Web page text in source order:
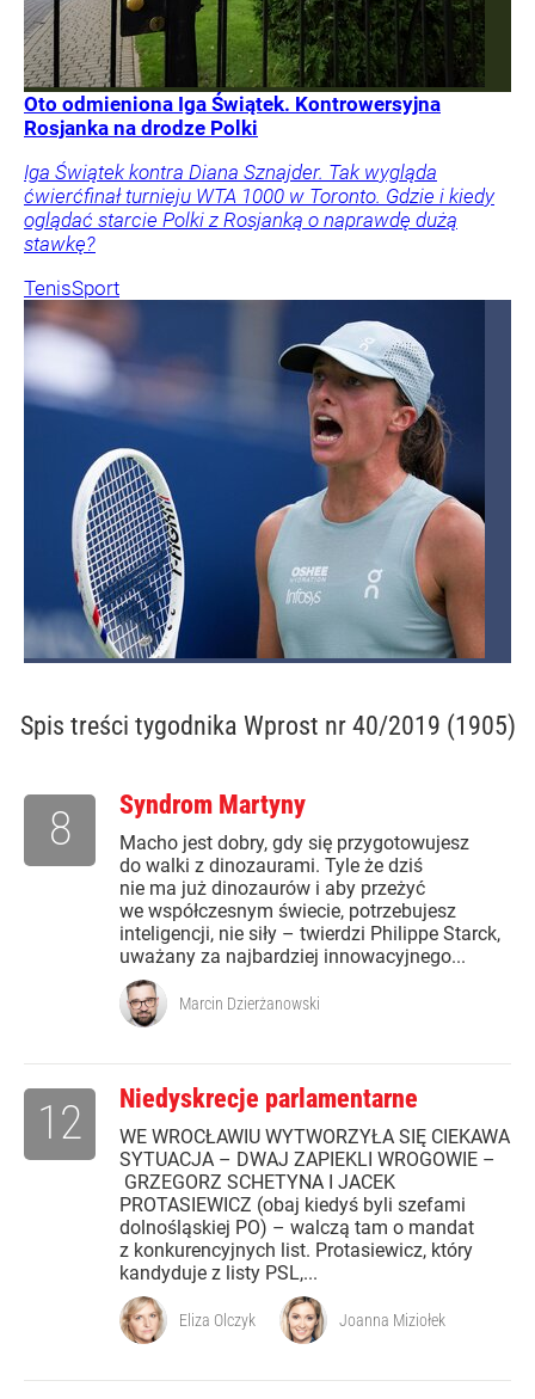
Oto odmieniona Iga Świątek. Kontrowersyjna
Rosjanka na drodze Polki
Iga Świątek kontra Diana Sznajder. Tak wygląda
ćwierćfinał turnieju WTA 1000 w Toronto. Gdzie i kiedy
oglądać starcie Polki z Rosjanką o naprawdę dużą
stawkę?
TenisSport
Spis treści tygodnika Wprost nr 40/2019 (1905)
Syndrom Martyny
Macho jest dobry, gdy się przygotowujesz
do walki z dinozaurami. Tyle że dziś
nie ma już dinozaurów i aby przeżyć
we współczesnym świecie, potrzebujesz
inteligencji, nie siły – twierdzi Philippe Starck,
uważany za najbardziej innowacyjnego...
8
Marcin Dzierżanowski
Niedyskrecje parlamentarne
WE WROCŁAWIU WYTWORZYŁA SIĘ CIEKAWA
SYTUACJA – DWAJ ZAPIEKLI WROGOWIE –
GRZEGORZ SCHETYNA I JACEK
PROTASIEWICZ (obaj kiedyś byli szefami
dolnośląskiej PO) – walczą tam o mandat
z konkurencyjnych list. Protasiewicz, który
kandyduje z listy PSL,...
12
Eliza Olczyk Joanna Miziołek